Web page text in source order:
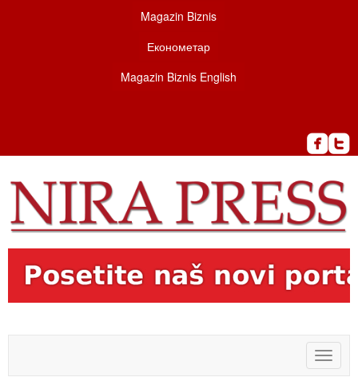
Magazin Biznis
Економетар
Magazin Biznis English
Toggle